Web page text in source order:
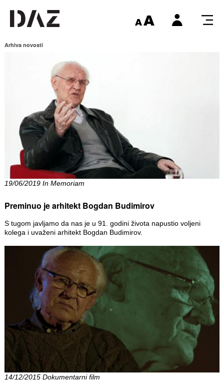
Arhiva novosti
19/06/2019 In Memoriam
Preminuo je arhitekt Bogdan Budimirov
S tugom javljamo da nas je u 91. godini života napustio voljeni
kolega i uvaženi arhitekt Bogdan Budimirov.
14/12/2015 Dokumentarni film